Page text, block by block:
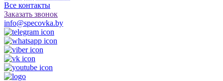
Все контакты
Заказать звонок
info@specovka.by